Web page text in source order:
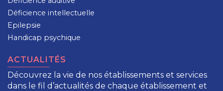
Déficience intellectuelle
Epilepsie
Handicap psychique
ACTUALITÉS
Découvrez la vie de nos établissements et services
dans le fil d’actualités de chaque établissement et